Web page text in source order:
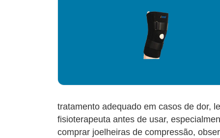
tratamento adequado em casos de dor,
fisioterapeuta antes de usar,
comprar joelheiras de compressão,